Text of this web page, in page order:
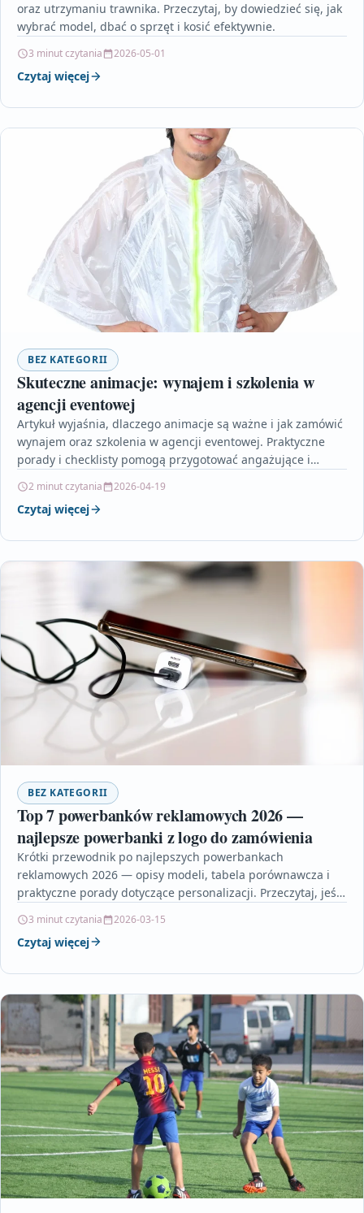
oraz utrzymaniu trawnika. Przeczytaj, by dowiedzieć się, jak
wybrać model, dbać o sprzęt i kosić efektywnie.
3 minut czytania 2026-05-01
Czytaj więcej
BEZ KATEGORII
Skuteczne animacje: wynajem i szkolenia w
agencji eventowej
Artykuł wyjaśnia, dlaczego animacje są ważne i jak zamówić
wynajem oraz szkolenia w agencji eventowej. Praktyczne
porady i checklisty pomogą przygotować angażujące i
2 minut czytania 2026-04-19
Czytaj więcej
BEZ KATEGORII
Top 7 powerbanków reklamowych 2026 —
najlepsze powerbanki z logo do zamówienia
Krótki przewodnik po najlepszych powerbankach
reklamowych 2026 — opisy modeli, tabela porównawcza i
praktyczne porady dotyczące personalizacji. Przeczytaj, jeśli
3 minut czytania 2026-03-15
Czytaj więcej